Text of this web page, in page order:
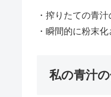
・搾りたての青
・瞬間的に粉末
私の青汁